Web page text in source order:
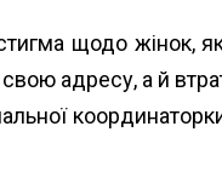
стигма щодо
адресу, а й
координаторки